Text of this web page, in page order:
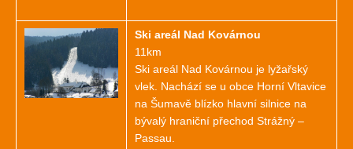
Ski areál Nad Kovárnou
11km
Ski areál Nad Kovárnou je lyžařský
vlek. Nachází se u obce Horní Vltavice
na Šumavě blízko hlavní silnice na
bývalý hraniční přechod Strážný –
Passau.